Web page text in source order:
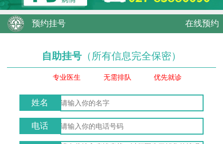
预约挂号 在线预约
自助挂号 （所有信息完全保密）
专业医生 无需排队 优先就诊
姓名
电话